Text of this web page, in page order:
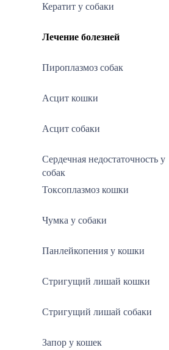
Кератит у собаки
Лечение болезней
Пироплазмоз собак
Асцит кошки
Асцит собаки
Сердечная недостаточность у
собак
Токсоплазмоз кошки
Чумка у собаки
Панлейкопения у кошки
Стригущий лишай кошки
Стригущий лишай собаки
Запор у кошек